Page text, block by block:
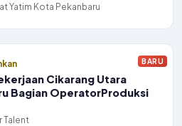
Yatim Kota Pekanbaru
Cikarang Utara
Bagian OperatorProduksi
Talent
BARU